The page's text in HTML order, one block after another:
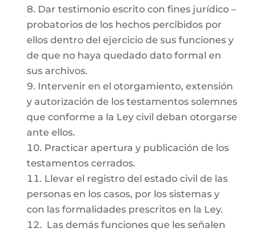
Dar testimonio escrito con fines jurídico –
probatorios de los hechos percibidos por
ellos dentro del ejercicio de sus funciones y
de que no haya quedado dato formal en
sus archivos.
Intervenir en el otorgamiento, extensión
y autorización de los testamentos solemnes
que conforme a la Ley civil deban otorgarse
ante ellos.
Practicar apertura y publicación de los
testamentos cerrados.
Llevar el registro del estado civil de las
personas en los casos, por los sistemas y
con las formalidades prescritos en la Ley.
Las demás funciones que les señalen